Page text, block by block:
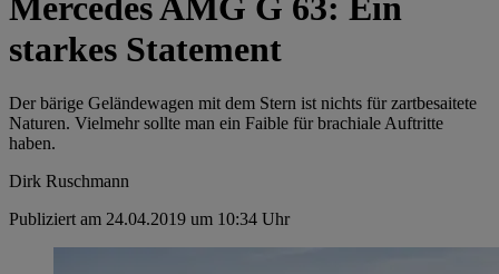
starkes Statement
Der bärige Geländewagen mit dem Stern ist nichts für zartbesaitete
Naturen. Vielmehr sollte man ein Faible für brachiale Auftritte
haben.
Dirk Ruschmann
Publiziert am 24.04.2019 um 10:34 Uhr